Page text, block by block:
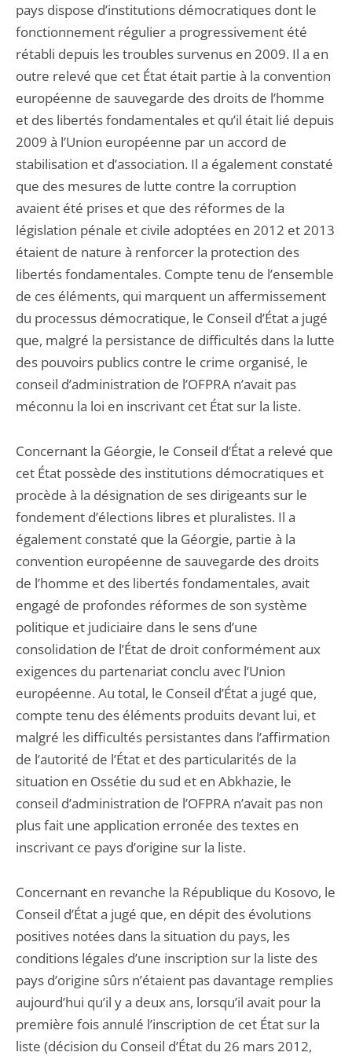
pays dispose d’institutions démocratiques dont le
fonctionnement régulier a progressivement été
rétabli depuis les troubles survenus en 2009. Il a en
outre relevé que cet État était partie à la convention
européenne de sauvegarde des droits de l’homme
et des libertés fondamentales et qu’il était lié depuis
2009 à l’Union européenne par un accord de
stabilisation et d’association. Il a également constaté
que des mesures de lutte contre la corruption
avaient été prises et que des réformes de la
législation pénale et civile adoptées en 2012 et 2013
étaient de nature à renforcer la protection des
libertés fondamentales. Compte tenu de l’ensemble
de ces éléments, qui marquent un affermissement
du processus démocratique, le Conseil d’État a jugé
que, malgré la persistance de difficultés dans la lutte
des pouvoirs publics contre le crime organisé, le
conseil d’administration de l’OFPRA n’avait pas
méconnu la loi en inscrivant cet État sur la liste.
Concernant la Géorgie, le Conseil d’État a relevé que
cet État possède des institutions démocratiques et
procède à la désignation de ses dirigeants sur le
fondement d’élections libres et pluralistes. Il a
également constaté que la Géorgie, partie à la
convention européenne de sauvegarde des droits
de l’homme et des libertés fondamentales, avait
engagé de profondes réformes de son système
politique et judiciaire dans le sens d’une
consolidation de l’État de droit conformément aux
exigences du partenariat conclu avec l’Union
européenne. Au total, le Conseil d’État a jugé que,
compte tenu des éléments produits devant lui, et
malgré les difficultés persistantes dans l’affirmation
de l’autorité de l’État et des particularités de la
situation en Ossétie du sud et en Abkhazie, le
conseil d’administration de l’OFPRA n’avait pas non
plus fait une application erronée des textes en
inscrivant ce pays d’origine sur la liste.
Concernant en revanche la République du Kosovo, le
Conseil d’État a jugé que, en dépit des évolutions
positives notées dans la situation du pays, les
conditions légales d’une inscription sur la liste des
pays d’origine sûrs n’étaient pas davantage remplies
aujourd’hui qu’il y a deux ans, lorsqu’il avait pour la
première fois annulé l’inscription de cet État sur la
liste (décision du Conseil d’État du 26 mars 2012,